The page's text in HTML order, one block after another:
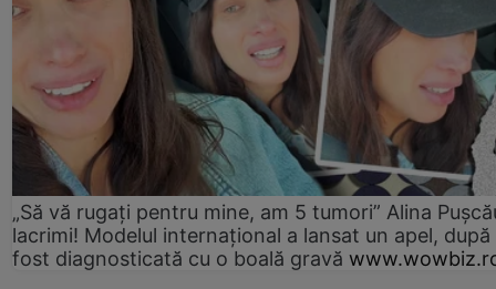
„Să vă rugați pentru mine, am 5 tumori” Alina
lacrimi! Modelul internațional a lansat un apel, după
fost diagnosticată cu o boală gravă